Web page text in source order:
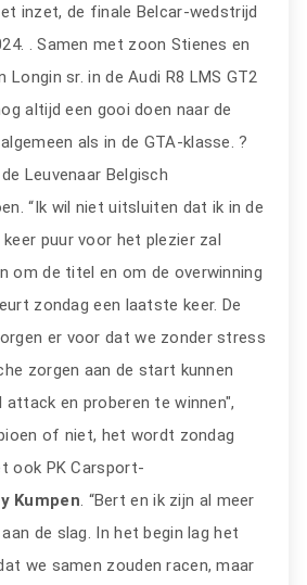
inzet, de finale Belcar-wedstrijd
. Samen met zoon Stienes en
Longin sr. in de Audi R8 LMS GT2
altijd een gooi doen naar de
als in de GTA-klasse. ?
Leuvenaar Belgisch
“Ik wil niet uitsluiten dat ik in de
puur voor het plezier zal
om de titel en om de overwinning
zondag een laatste keer. De
er voor dat we zonder stress
zorgen aan de start kunnen
en proberen te winnen",
of niet, het wordt zondag
ook PK Carsport-
Kumpen. “Bert en ik zijn al meer
de slag. In het begin lag het
we samen zouden racen, maar